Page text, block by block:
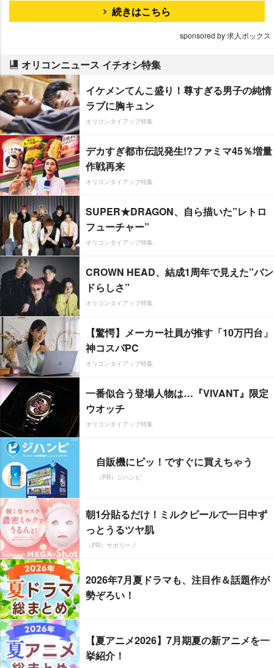
続きはこちら
sponsored by 求人ボックス
オリコンニュース イチオシ特集
イケメンてんこ盛り！尊すぎる男子の純情
ラブに胸キュン
オリコンタイアップ特集
デカすぎ都市伝説発生!?ファミマ45％増量
作戦再来
オリコンタイアップ特集
SUPER★DRAGON、自ら描いた”レトロ
フューチャー”
オリコンタイアップ特集
CROWN HEAD、結成1周年で見えた”バン
ドらしさ”
オリコンタイアップ特集
【驚愕】メーカー社員が推す「10万円台」
神コスパPC
オリコンタイアップ特集
一番似合う登場人物は…『VIVANT』限定
ウオッチ
オリコンタイアップ特集
自販機にピッ！ですぐに買えちゃう
（PR）ジハンピ
朝1分貼るだけ！ミルクピールで一日中ず
っとうるツヤ肌
（PR）サボリーノ
2026年7月夏ドラマも、注目作＆話題作が
勢ぞろい！
【夏アニメ2026】7月期夏の新アニメを一
挙紹介！